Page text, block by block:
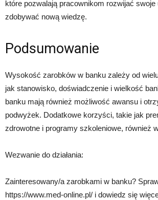
które pozwalają pracownikom rozwijać swoje
zdobywać nową wiedzę.
Podsumowanie
Wysokość zarobków w banku zależy od
jak stanowisko, doświadczenie i wielkość
banku mają również możliwość awansu i
podwyżek. Dodatkowe korzyści, takie jak
zdrowotne i programy szkoleniowe, również
Wezwanie do działania:
Zainteresowany/a zarobkami w banku?
https://www.med-online.pl/ i dowiedz się